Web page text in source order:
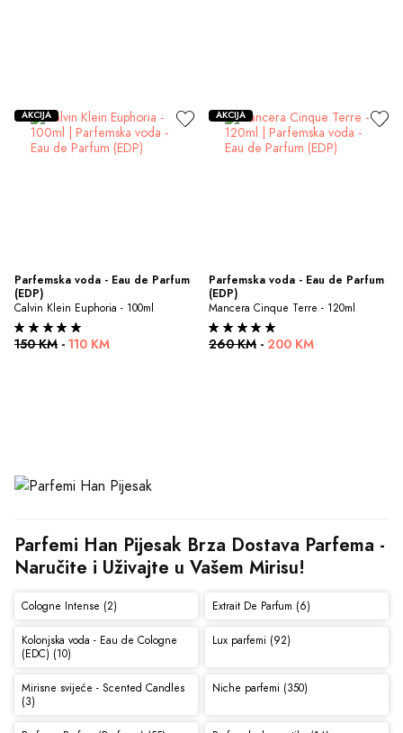
Parfemska voda - Eau de Parfum
(EDP)
Calvin Klein Euphoria - 100ml
150 KM - 110 KM
AKCIJA
Parfemska voda - Eau de Parfum
(EDP)
Mancera Cinque Terre - 120ml
260 KM - 200 KM
AKCIJA
Parfemi Han Pijesak Brza Dostava Parfema -
Naručite i Uživajte u Vašem Mirisu!
Cologne Intense (2) Extrait De Parfum (6)
Kolonjska voda - Eau de Cologne
(EDC) (10)
Lux parfemi (92)
Mirisne svijeće - Scented Candles
(3)
Niche parfemi (350)